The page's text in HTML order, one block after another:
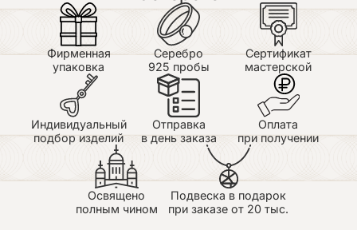
Фирменная
упаковка
Серебро
925 пробы
Сертификат
мастерской
Индивидуальный
подбор изделий
Отправка
в день заказа
Оплата
при получении
Освящено
полным чином
Подвеска в подарок
при заказе от 20 тыс.